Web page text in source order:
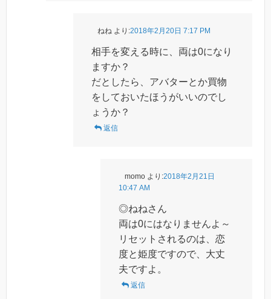
ねね より:2018年2月20日 7:17 PM
相手を変える時に、両は0になり
ますか？
だとしたら、アバターとか買物
をしておいたほうがいいのでし
ょうか？
返信
momo より:2018年2月21日
10:47 AM
◎ねねさん
両は0にはなりませんよ～
リセットされるのは、恋
度と姫度ですので、大丈
夫ですよ。
返信